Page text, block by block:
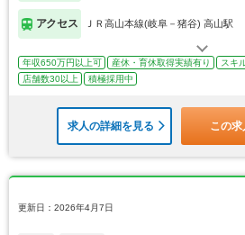
アクセス ＪＲ高山本線(岐阜－猪谷) 高山駅
年収650万円以上可 産休・育休取得実績有り スキ
店舗数30以上
積極採用中
求人の詳細を見る この
更新日：2026年4月7日